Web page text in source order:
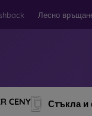
Лесно
CENY Стъкла и